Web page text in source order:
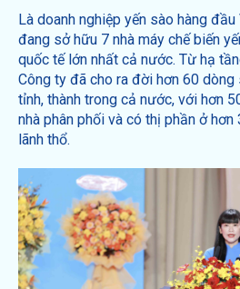
Là doanh nghiệp yến sào hàng
đang sở hữu 7 nhà máy chế biến
quốc tế lớn nhất cả nước. Từ hạ
Công ty đã cho ra đời hơn 60
tỉnh, thành trong cả nước, với hơn
nhà phân phối và có thị phần ở
lãnh thổ.